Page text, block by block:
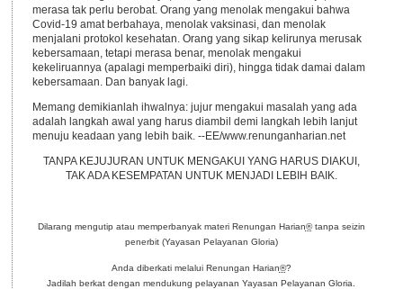
merasa tak perlu berobat. Orang yang menolak mengakui bahwa
Covid-19 amat berbahaya, menolak vaksinasi, dan menolak
menjalani protokol kesehatan. Orang yang sikap kelirunya merusak
kebersamaan, tetapi merasa benar, menolak mengakui
kekeliruannya (apalagi memperbaiki diri), hingga tidak damai dalam
kebersamaan. Dan banyak lagi.
Memang demikianlah ihwalnya: jujur mengakui masalah yang ada
adalah langkah awal yang harus diambil demi langkah lebih lanjut
menuju keadaan yang lebih baik. --EE/www.renunganharian.net
TANPA KEJUJURAN UNTUK MENGAKUI YANG HARUS DIAKUI,
TAK ADA KESEMPATAN UNTUK MENJADI LEBIH BAIK.
Dilarang mengutip atau memperbanyak materi Renungan Harian®tanpa seizin
penerbit (Yayasan Pelayanan Gloria)
Anda diberkati melalui Renungan Harian®?
Jadilah berkat dengan mendukung pelayanan Yayasan Pelayanan Gloria.